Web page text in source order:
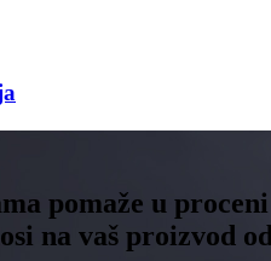
pomaže u
na vaš proizvod